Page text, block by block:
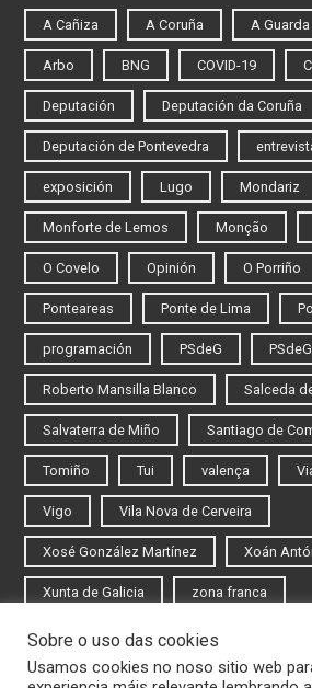
A Cañiza A Coruña A Guarda
Arbo BNG COVID-19
Deputación Deputación da Coruña
Deputación de Pontevedra
exposición Lugo Mondariz
Monforte de Lemos Monção
O Covelo Opinión O Porriño
Ponteareas Ponte de Lima
programación PSdeG
Roberto Mansilla Blanco Salceda
Salvaterra de Miño Santiago de
Tomiño Tui valença
Vigo Vila Nova de Cerveira
Xosé González Martínez Xoán
Xunta de Galicia zona franca
Iniciar sesión
Sobre o uso das cookies
Usamos cookies no noso sitio web